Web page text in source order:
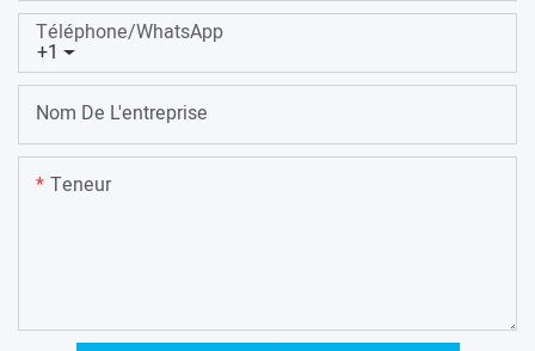
+1
Téléphone/WhatsApp
Nom De L'entreprise
Teneur